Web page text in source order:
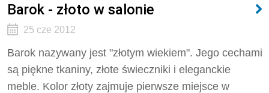
Barok - złoto w salonie
25 cze 2012
Barok nazywany jest "złotym wiekiem". Jego cechami
są piękne tkaniny, złote świeczniki i eleganckie
meble. Kolor złoty zajmuje pierwsze miejsce w